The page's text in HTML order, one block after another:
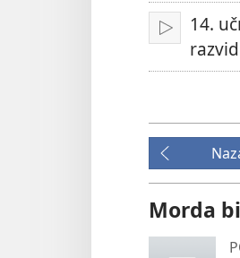
Predvajaj
14.
Morda